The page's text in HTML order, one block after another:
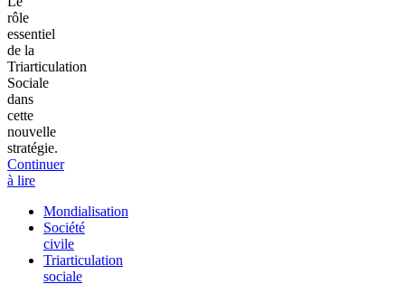
rôle
essentiel
de la
Triarticulation
Sociale
dans
cette
nouvelle
stratégie.
Continuer
à lire
Mondialisation
Société
civile
Triarticulation
sociale